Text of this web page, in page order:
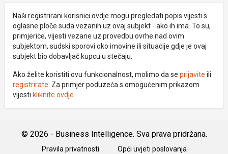
Naši registrirani korisnici ovdje mogu pregledati popis vijesti s
oglasne ploče suda vezanih uz ovaj subjekt - ako ih ima. To su,
primjerice, vijesti vezane uz provedbu ovrhe nad ovim
subjektom, sudski sporovi oko imovine ili situacije gdje je ovaj
subjekt bio dobavljač kupcu u stečaju.
Ako želite koristiti ovu funkcionalnost, molimo da se prijavite ili
registrirate . Za primjer poduzeća s omogućenim prikazom
vijesti kliknite ovdje
© 2026 - Business Intelligence. Sva prava pridržana.
Pravila privatnosti Opći uvjeti poslovanja